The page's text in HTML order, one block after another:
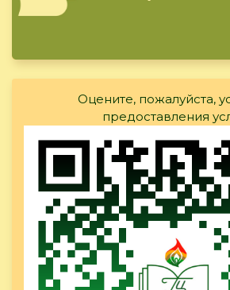
Оцените, пожалуйста,
предоставления